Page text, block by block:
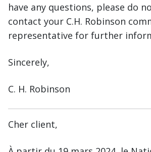
have any questions, please do
contact your C.H. Robinson
representative for further
Sincerely,
C. H. Robinson
Cher client,